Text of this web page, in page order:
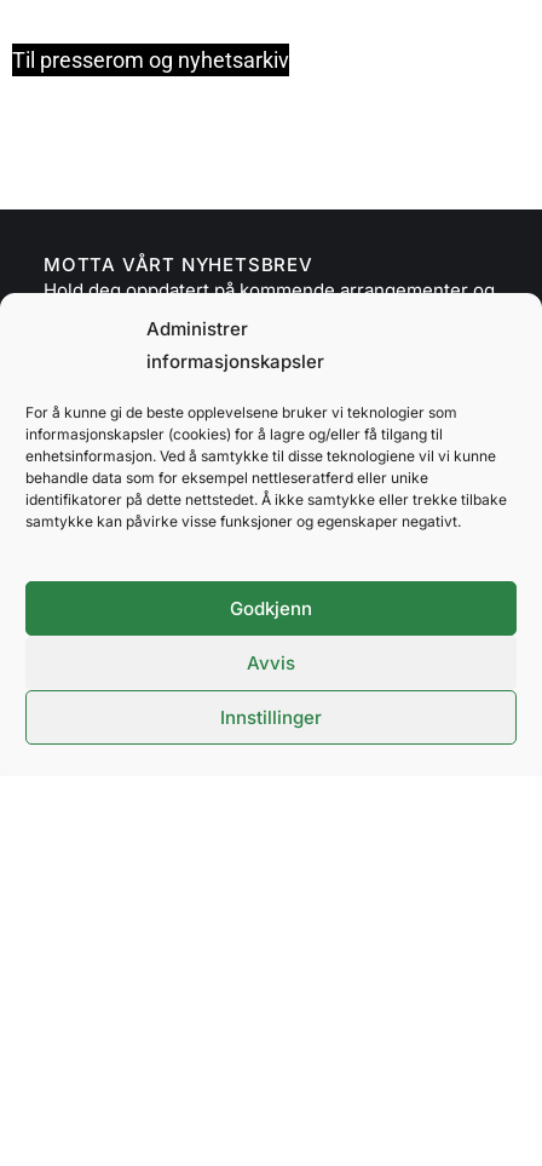
Administrer
informasjonskapsler
For å kunne gi de beste opplevelsene bruker vi teknologier som
informasjonskapsler (cookies) for å lagre og/eller få tilgang til
enhetsinformasjon. Ved å samtykke til disse teknologiene vil vi kunne
behandle data som for eksempel nettleseratferd eller unike
identifikatorer på dette nettstedet. Å ikke samtykke eller trekke tilbake
samtykke kan påvirke visse funksjoner og egenskaper negativt.
Godkjenn
Avvis
Innstillinger
Til presserom og nyhetsarkiv
MOTTA VÅRT NYHETSBREV
Hold deg oppdatert på kommende arrangementer og
viktige nyheter.
Messeveien 8, 2004 LILLESTRØM